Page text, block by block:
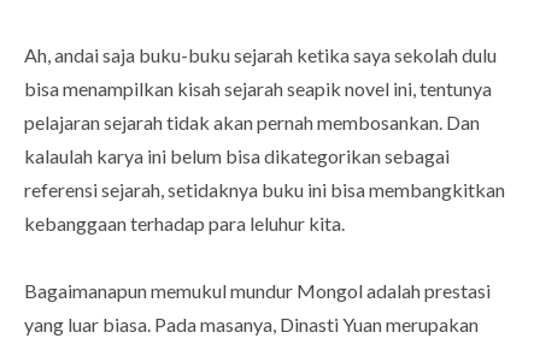
Ah, andai saja buku-buku sejarah ketika saya sekolah dulu
bisa menampilkan kisah sejarah seapik novel ini, tentunya
pelajaran sejarah tidak akan pernah membosankan. Dan
kalaulah karya ini belum bisa dikategorikan sebagai
referensi sejarah, setidaknya buku ini bisa membangkitkan
kebanggaan terhadap para leluhur kita.
Bagaimanapun memukul mundur Mongol adalah prestasi
yang luar biasa. Pada masanya, Dinasti Yuan merupakan